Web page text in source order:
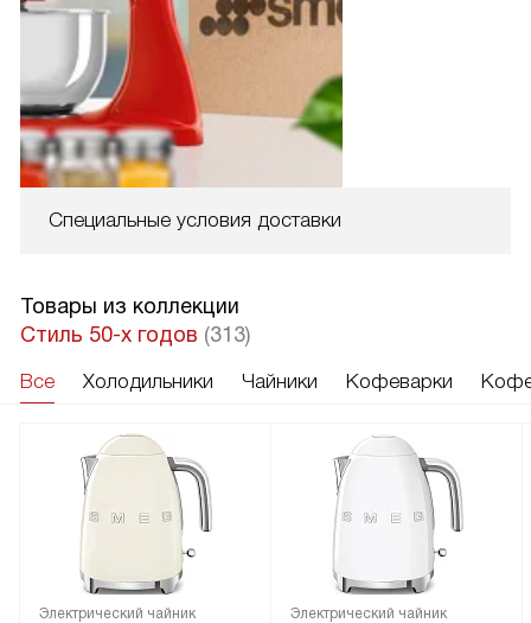
Специальные условия доставки
Товары из коллекции
Стиль 50-х годов (313)
Все Холодильники Чайники Кофеварки
Электрический чайник Электрический чайник